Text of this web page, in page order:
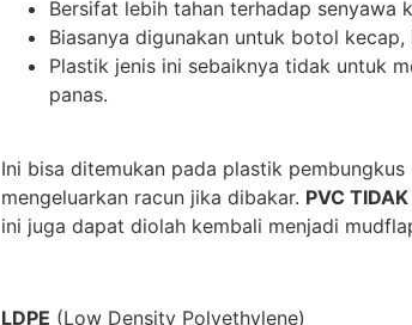
Bersifat lebih tahan terhadap senyawa
Biasanya digunakan untuk botol
Plastik jenis ini sebaiknya tidak untuk
panas.
Ini bisa ditemukan pada plastik pembungkus
mengeluarkan racun jika dibakar. PVC
ini juga dapat diolah kembali menjadi
LDPE (Low Density Polyethylene)